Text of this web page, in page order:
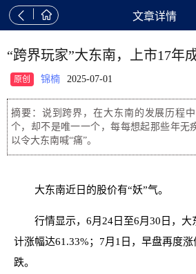
  文章详情
“跨界玩家”大东南，上市17年
原创 锦楠 2025-07-01
摘要：说到跨界，在大东南的发展历程
个，却不是唯一一个，每每想起那些年无
以令大东南喊“痛”。
大东南近日的股价有“妖”气。
行情显示，6月24日至6月30日，
计涨幅达61.33%；7月1日，早盘再度
跌。